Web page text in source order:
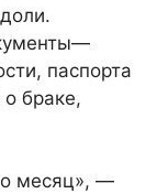
паспорта
о браке,
месяц», —